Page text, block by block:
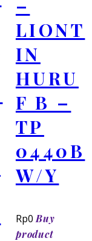
–
LIONT
IN
HURU
F B –
TP
0440B
W/Y
Rp0 Buy
product